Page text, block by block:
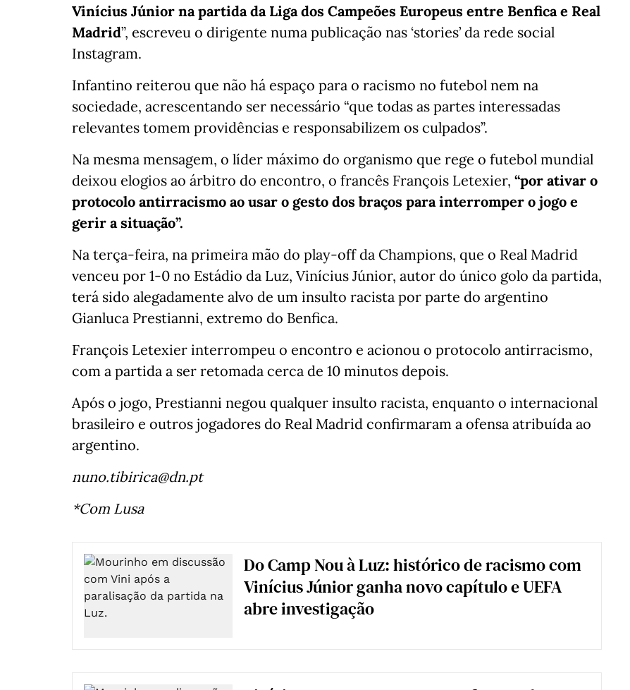
Vinícius Júnior na partida da Liga dos Campeões Europeus entre Benfica e Real
Madrid”, escreveu o dirigente numa publicação nas ‘stories’ da rede social
Instagram.
Infantino reiterou que não há espaço para o racismo no futebol nem na
sociedade, acrescentando ser necessário “que todas as partes interessadas
relevantes tomem providências e responsabilizem os culpados”.
Na mesma mensagem, o líder máximo do organismo que rege o futebol mundial
deixou elogios ao árbitro do encontro, o francês François Letexier, “por ativar o
protocolo antirracismo ao usar o gesto dos braços para interromper o jogo e
gerir a situação”.
Na terça-feira, na primeira mão do play-off da Champions, que o Real Madrid
venceu por 1-0 no Estádio da Luz, Vinícius Júnior, autor do único golo da partida,
terá sido alegadamente alvo de um insulto racista por parte do argentino
Gianluca Prestianni, extremo do Benfica.
François Letexier interrompeu o encontro e acionou o protocolo antirracismo,
com a partida a ser retomada cerca de 10 minutos depois.
Após o jogo, Prestianni negou qualquer insulto racista, enquanto o internacional
brasileiro e outros jogadores do Real Madrid confirmaram a ofensa atribuída ao
argentino.
nuno.tibirica@dn.pt
*Com Lusa
Do Camp Nou à Luz: histórico de racismo com
Vinícius Júnior ganha novo capítulo e UEFA
abre investigação